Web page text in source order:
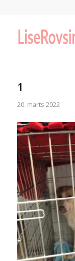
1
20. marts 2022